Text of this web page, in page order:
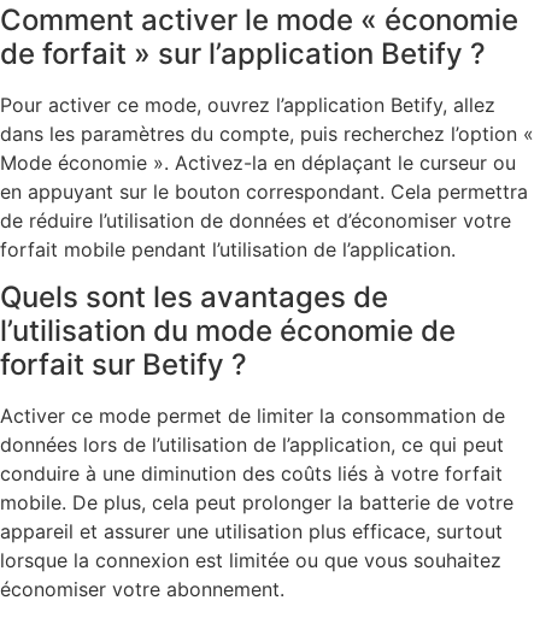
Comment activer le mode « économie
de forfait » sur l’application Betify ?
Pour activer ce mode, ouvrez l’application Betify, allez
dans les paramètres du compte, puis recherchez l’option «
Mode économie ». Activez-la en déplaçant le curseur ou
en appuyant sur le bouton correspondant. Cela permettra
de réduire l’utilisation de données et d’économiser votre
forfait mobile pendant l’utilisation de l’application.
Quels sont les avantages de
l’utilisation du mode économie de
forfait sur Betify ?
Activer ce mode permet de limiter la consommation de
données lors de l’utilisation de l’application, ce qui peut
conduire à une diminution des coûts liés à votre forfait
mobile. De plus, cela peut prolonger la batterie de votre
appareil et assurer une utilisation plus efficace, surtout
lorsque la connexion est limitée ou que vous souhaitez
économiser votre abonnement.